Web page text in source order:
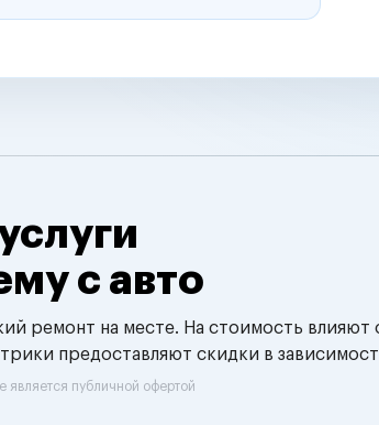
с авто
ремонт на месте. На стоимость влияют
предоставляют скидки в
является публичной офертой